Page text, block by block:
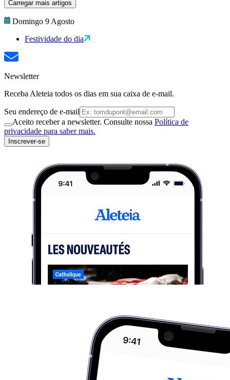
Carregar mais artigos
Domingo 9 Agosto
Festividade do dia
Newsletter
Receba Aleteia todos os dias em sua caixa de e-mail.
Seu endereço de e-mail
Aceito receber a newsletter. Consulte nossa Política de
privacidade para saber mais.
Inscrever-se